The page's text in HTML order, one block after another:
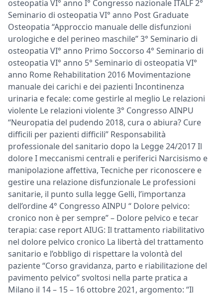
osteopatia VI° anno I° Congresso nazionale ITALF 2°
Seminario di osteopatia VI° anno Post Graduate
Osteopatia “Approccio manuale delle disfunzioni
urologiche e del perineo maschile” 3° Seminario di
osteopatia VI° anno Primo Soccorso 4° Seminario di
osteopatia VI° anno 5° Seminario di osteopatia VI°
anno Rome Rehabilitation 2016 Movimentazione
manuale dei carichi e dei pazienti Incontinenza
urinaria e fecale: come gestirle al meglio Le relazioni
violente Le relazioni violente 3° Congresso AINPU
“Neuropatia del pudendo 2018, cura o abiura? Cure
difficili per pazienti difficili” Responsabilità
professionale del sanitario dopo la Legge 24/2017 Il
dolore I meccanismi centrali e periferici Narcisismo e
manipolazione affettiva, Tecniche per riconoscere e
gestire una relazione disfunzionale Le professioni
sanitarie, il punto sulla legge Gelli, l’importanza
dell’ordine 4° Congresso AINPU “ Dolore pelvico:
cronico non è per sempre” – Dolore pelvico e tecar
terapia: case report AIUG: Il trattamento riabilitativo
nel dolore pelvico cronico La libertà del trattamento
sanitario e l’obbligo di rispettare la volontà del
paziente “Corso gravidanza, parto e riabilitazione del
pavimento pelvico” svoltosi nella parte pratica a
Milano il 14 – 15 – 16 ottobre 2021, argomento: “Il